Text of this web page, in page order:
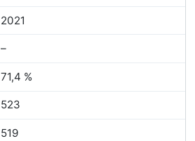
2021
–
71,4 %
523
519